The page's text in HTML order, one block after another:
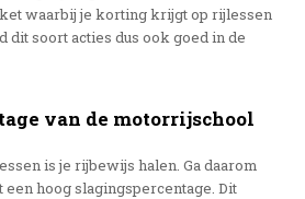
waarbij je korting krijgt op rijlessen
dit soort acties dus ook goed in de
van de motorrijschool
is je rijbewijs halen. Ga daarom
hoog slagingspercentage. Dit